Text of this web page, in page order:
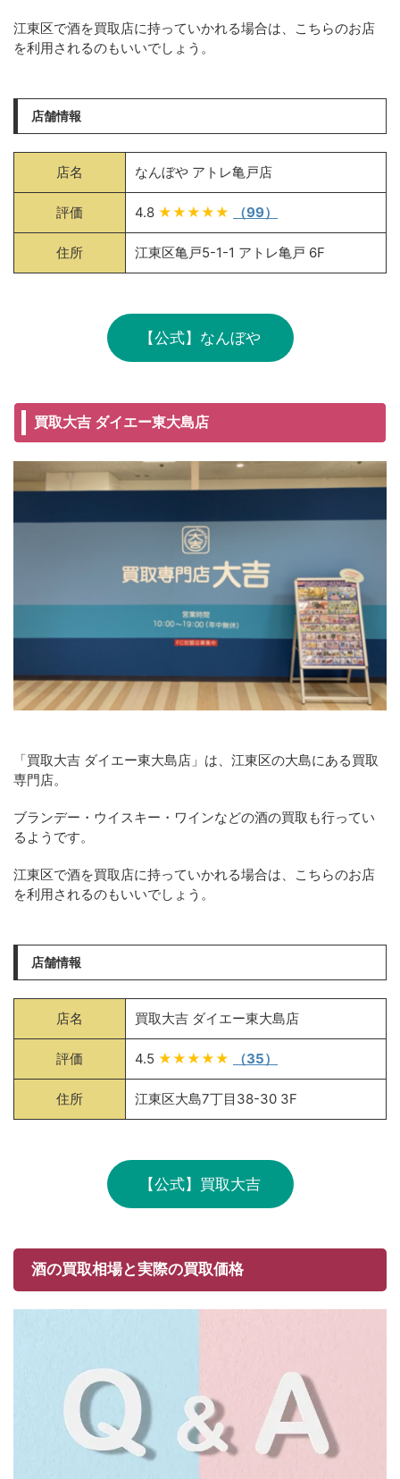
江東区で酒を買取店に持っていかれる場合は、こちらのお店
を利用されるのもいいでしょう。
店舗情報
店名 なんぼや アトレ亀戸店
評価 4.8 ★★★★★ （99）
住所 江東区亀戸5-1-1 アトレ亀戸 6F
【公式】なんぼや
買取大吉 ダイエー東大島店
「買取大吉 ダイエー東大島店」は、江東区の大島にある買取
専門店。
ブランデー・ウイスキー・ワインなどの酒の買取も行ってい
るようです。
江東区で酒を買取店に持っていかれる場合は、こちらのお店
を利用されるのもいいでしょう。
店舗情報
店名 買取大吉 ダイエー東大島店
評価 4.5 ★★★★★ （35）
住所 江東区大島7丁目38-30 3F
【公式】買取大吉
酒の買取相場と実際の買取価格